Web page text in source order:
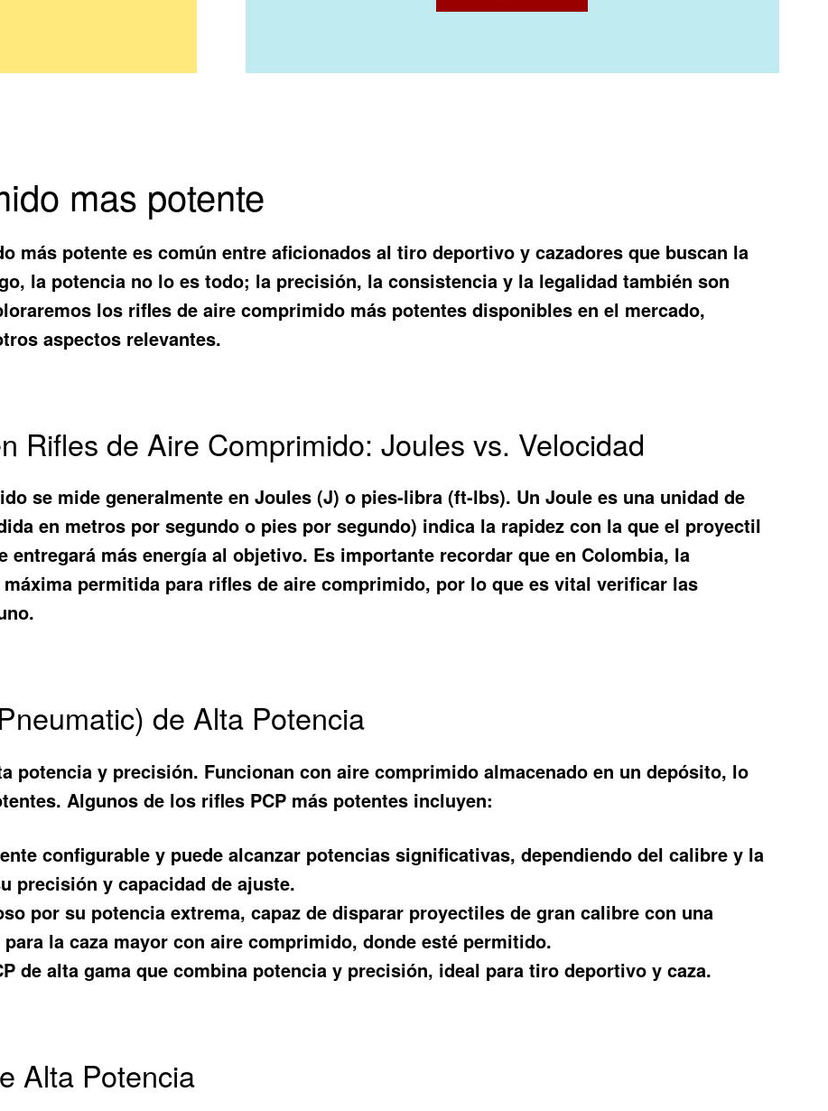
mas potente
más potente es común entre aficionados al tiro deportivo y cazadores que buscan la
la potencia no lo es todo; la precisión, la consistencia y la legalidad también son
los rifles de aire comprimido más potentes disponibles en el mercado,
aspectos relevantes.
Rifles de Aire Comprimido: Joules vs. Velocidad
se mide generalmente en Joules (J) o pies-libra (ft-lbs). Un Joule es una unidad de
en metros por segundo o pies por segundo) indica la rapidez con la que el proyectil
entregará más energía al objetivo. Es importante recordar que en Colombia, la
permitida para rifles de aire comprimido, por lo que es vital verificar las
de Alta Potencia
potencia y precisión. Funcionan con aire comprimido almacenado en un depósito, lo
Algunos de los rifles PCP más potentes incluyen:
configurable y puede alcanzar potencias significativas, dependiendo del calibre y la
precisión y capacidad de ajuste.
por su potencia extrema, capaz de disparar proyectiles de gran calibre con una
la caza mayor con aire comprimido, donde esté permitido.
de alta gama que combina potencia y precisión, ideal para tiro deportivo y caza.
Alta Potencia